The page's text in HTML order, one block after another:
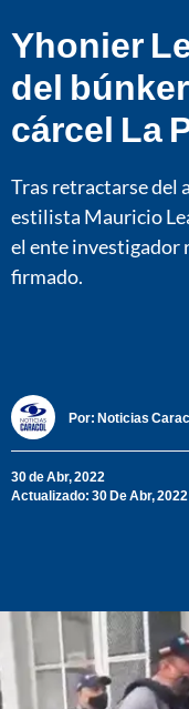
Yhonier
del
cárcel La
Tras retractarse del
estilista Mauricio
el ente investigador
firmado.
Por: Noticias
30 de Abr, 2022
Actualizado: 30 De Abr, 2022